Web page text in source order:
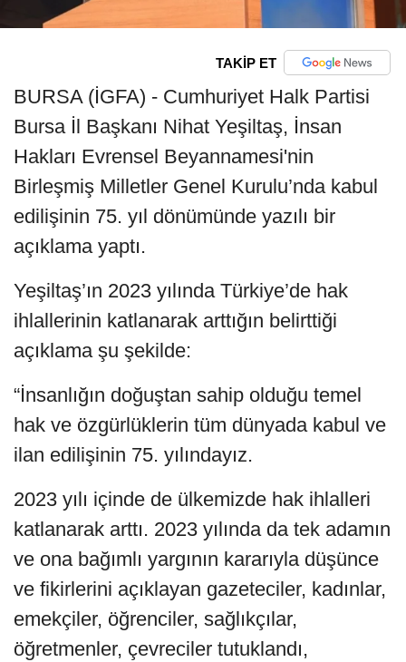
TAKİP ET
BURSA (İGFA) - Cumhuriyet Halk Partisi
Bursa İl Başkanı Nihat Yeşiltaş, İnsan
Hakları Evrensel Beyannamesi'nin
Birleşmiş Milletler Genel Kurulu’nda kabul
edilişinin 75. yıl dönümünde yazılı bir
açıklama yaptı.
Yeşiltaş’ın 2023 yılında Türkiye’de hak
ihlallerinin katlanarak arttığın belirttiği
açıklama şu şekilde:
“İnsanlığın doğuştan sahip olduğu temel
hak ve özgürlüklerin tüm dünyada kabul ve
ilan edilişinin 75. yılındayız.
2023 yılı içinde de ülkemizde hak ihlalleri
katlanarak arttı. 2023 yılında da tek adamın
ve ona bağımlı yargının kararıyla düşünce
ve fikirlerini açıklayan gazeteciler, kadınlar,
emekçiler, öğrenciler, sağlıkçılar,
öğretmenler, çevreciler tutuklandı,